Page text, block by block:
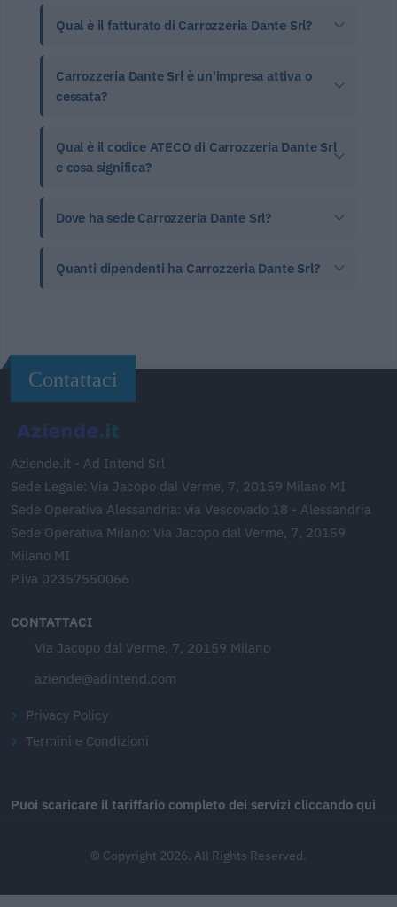
Qual è il fatturato di Carrozzeria Dante Srl?
Carrozzeria Dante Srl è un'impresa attiva o
cessata?
Qual è il codice ATECO di Carrozzeria Dante Srl
e cosa significa?
Dove ha sede Carrozzeria Dante Srl?
Quanti dipendenti ha Carrozzeria Dante Srl?
Contattaci
Aziende.it - Ad Intend Srl
Sede Legale: Via Jacopo dal Verme, 7, 20159 Milano MI
Sede Operativa Alessandria: via Vescovado 18 - Alessandria
Sede Operativa Milano: Via Jacopo dal Verme, 7, 20159
Milano MI
P.iva 02357550066
CONTATTACI
Via Jacopo dal Verme, 7, 20159 Milano
aziende@adintend.com
Privacy Policy
Termini e Condizioni
Puoi scaricare il tariffario completo dei servizi cliccando qui
© Copyright 2026. All Rights Reserved.